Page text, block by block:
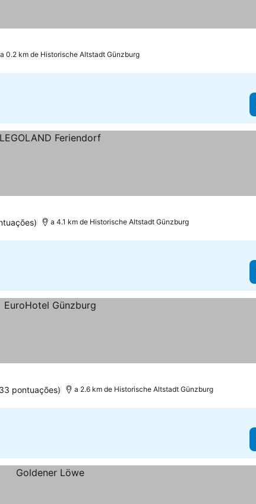
a 0.2 km de Historische Altstadt Günzburg
a 4.1 km de Historische Altstadt Günzburg
pontuações) a 2.6 km de Historische Altstadt Günzburg